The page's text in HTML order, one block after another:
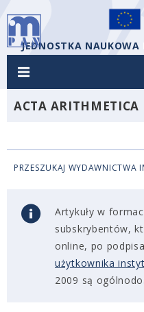
JEDNOSTKA NAUKOWA
ACTA ARITHMETICA
PRZESZUKAJ WYDAWNICTWA
Artykuły w
subskrybentów,
online, po
użytkownika
2009 są